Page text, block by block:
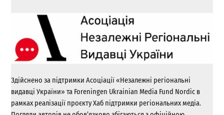
Здійснено за підтримки Асоціації «Незалежні регіональні
видавці України» та Foreningen Ukrainian Media Fund Nordic в
рамках реалізації проєкту Хаб підтримки регіональних медіа.